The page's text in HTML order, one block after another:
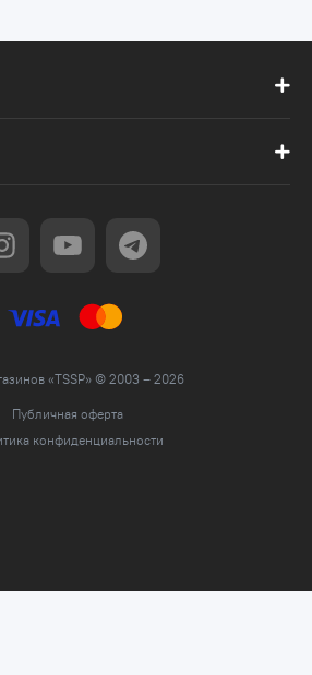
«TSSP» © 2003 – 2026
Публичная оферта
конфиденциальности